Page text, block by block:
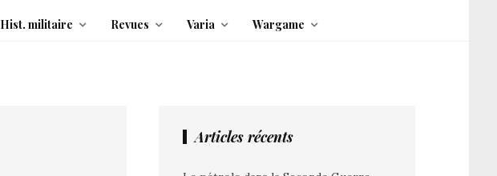
Hist. militaire Revues Varia Wargame
Articles récents